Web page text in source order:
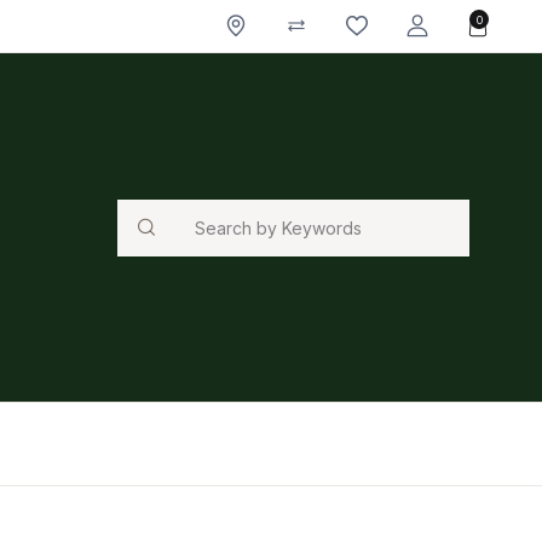
0
Search